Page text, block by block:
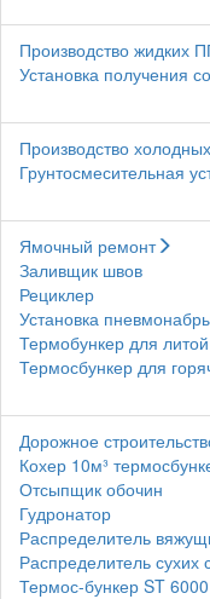
Производство жидких
Установка получения
Производство
Грунтосмесительная
Ямочный ремонт
Заливщик швов
Рециклер
Установка
Термобункер для
Термосбункер для
Дорожное
Кохер 10м³
Отсыпщик обочин
Гудронатор
Распределитель
Распределитель сухих
Термос-бункер ST